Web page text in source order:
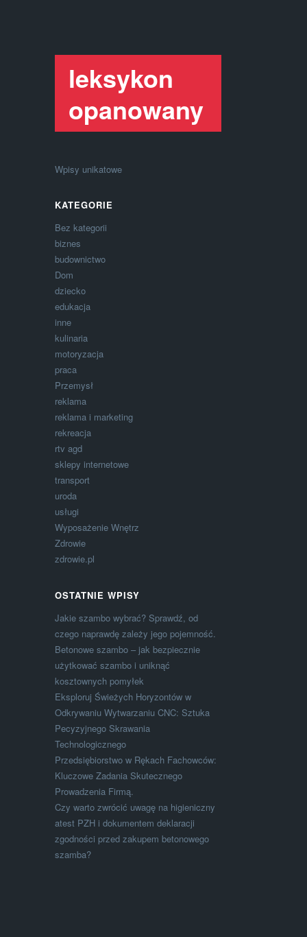
leksykon
opanowany
Wpisy unikatowe
KATEGORIE
Bez kategorii
biznes
budownictwo
Dom
dziecko
edukacja
inne
kulinaria
motoryzacja
praca
Przemysł
reklama
reklama i marketing
rekreacja
rtv agd
sklepy internetowe
transport
uroda
usługi
Wyposażenie Wnętrz
Zdrowie
zdrowie.pl
OSTATNIE WPISY
Jakie szambo wybrać? Sprawdź, od
czego naprawdę zależy jego pojemność.
Betonowe szambo – jak bezpiecznie
użytkować szambo i uniknąć
kosztownych pomyłek
Eksploruj Świeżych Horyzontów w
Odkrywaniu Wytwarzaniu CNC: Sztuka
Pecyzyjnego Skrawania
Technologicznego
Przedsiębiorstwo w Rękach Fachowców:
Kluczowe Zadania Skutecznego
Prowadzenia Firmą.
Czy warto zwrócić uwagę na higieniczny
atest PZH i dokumentem deklaracji
zgodności przed zakupem betonowego
szamba?